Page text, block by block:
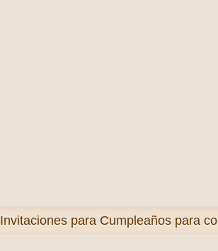
Invitaciones para Cumpleaños para